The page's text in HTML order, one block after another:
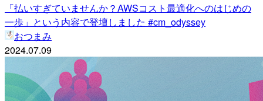
「払いすぎていませんか？AWSコスト最適化へのはじめの
一歩」という内容で登壇しました #cm_odyssey
おつまみ
2024.07.09